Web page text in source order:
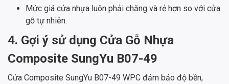
Mức giá cửa nhựa luôn phải chăng và rẻ hơn so với cửa
gỗ tự nhiên.
4. Gợi ý sử dụng Cửa Gỗ Nhựa
Composite SungYu B07-49
Cửa Composite SungYu B07-49 WPC đảm bảo độ bền,